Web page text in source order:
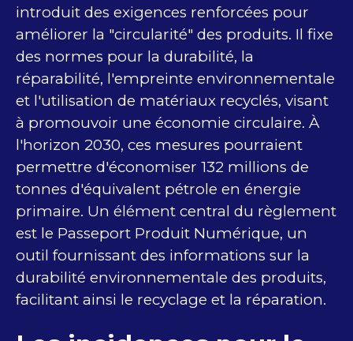
introduit des exigences renforcées pour
améliorer la "circularité" des produits. Il fixe
des normes pour la durabilité, la
réparabilité, l'empreinte environnementale
et l'utilisation de matériaux recyclés, visant
à promouvoir une économie circulaire. À
l'horizon 2030, ces mesures pourraient
permettre d'économiser 132 millions de
tonnes d'équivalent pétrole en énergie
primaire. Un élément central du règlement
est le Passeport Produit Numérique, un
outil fournissant des informations sur la
durabilité environnementale des produits,
facilitant ainsi le recyclage et la réparation.